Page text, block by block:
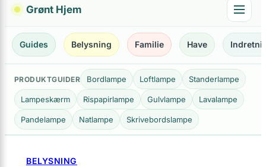
Grønt Hjem
Guides Belysning Familie Have
PRODUKTGUIDER Bordlampe Loftlampe Standerlampe
Lampeskærm Rispapirlampe Gulvlampe Lavalampe
Pandelampe Natlampe Skrivebordslampe
BELYSNING